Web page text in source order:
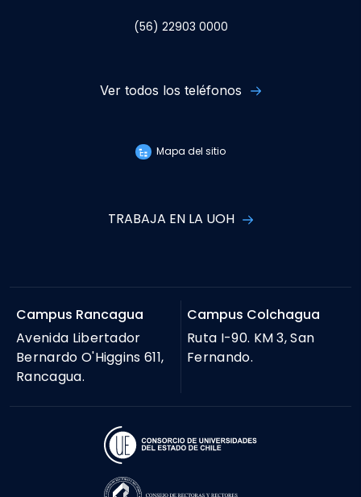
(56) 22903 0000
Ver todos los teléfonos
Mapa del sitio
TRABAJA EN LA UOH
Campus Rancagua
Avenida Libertador
Bernardo O'Higgins 611,
Rancagua.
Campus Colchagua
Ruta I-90. KM 3, San
Fernando.